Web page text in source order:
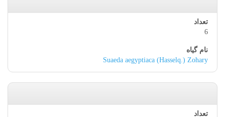
6
Suaeda aegyptiaca (Hasselq.) Zohary